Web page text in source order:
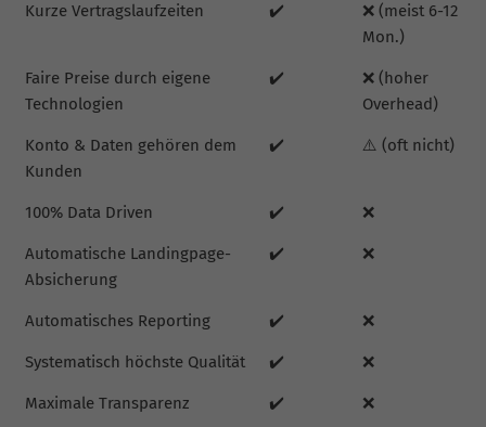
Kurze Vertragslaufzeiten ✔️
❌ (meist 6-12
Mon.)
Faire Preise durch eigene
Technologien
✔️
❌ (hoher
Overhead)
Konto & Daten gehören dem
Kunden
✔️ ⚠️ (oft nicht)
100% Data Driven ✔️ ❌
Automatische Landingpage-
Absicherung
✔️ ❌
Automatisches Reporting ✔️ ❌
Systematisch höchste Qualität ✔️ ❌
Maximale Transparenz ✔️ ❌